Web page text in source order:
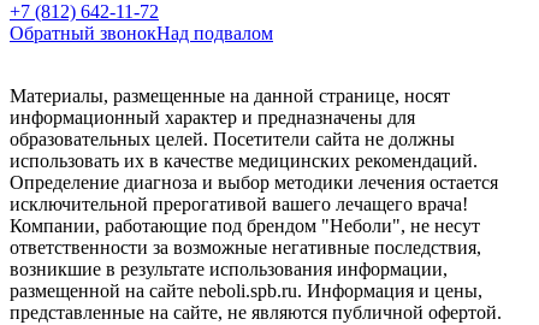
+7 (812) 642-11-72
Обратный звонокНад подвалом
Материалы, размещенные на данной странице, носят
информационный характер и предназначены для
образовательных целей. Посетители сайта не должны
использовать их в качестве медицинских рекомендаций.
Определение диагноза и выбор методики лечения остается
исключительной прерогативой вашего лечащего врача!
Компании, работающие под брендом "Неболи", не несут
ответственности за возможные негативные последствия,
возникшие в результате использования информации,
размещенной на сайте neboli.spb.ru. Информация и цены,
представленные на сайте, не являются публичной офертой.